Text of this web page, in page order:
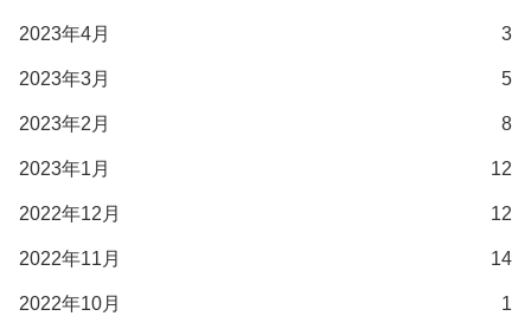
2023年4月 3
2023年3月 5
2023年2月 8
2023年1月 12
2022年12月 12
2022年11月 14
2022年10月 1